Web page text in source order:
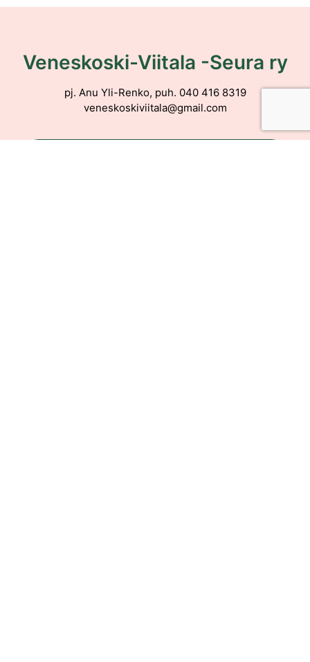
Veneskoski-Viitala -Seura ry
pj. Anu Yli-Renko, puh. 040 416 8319
veneskoskiviitala@gmail.com